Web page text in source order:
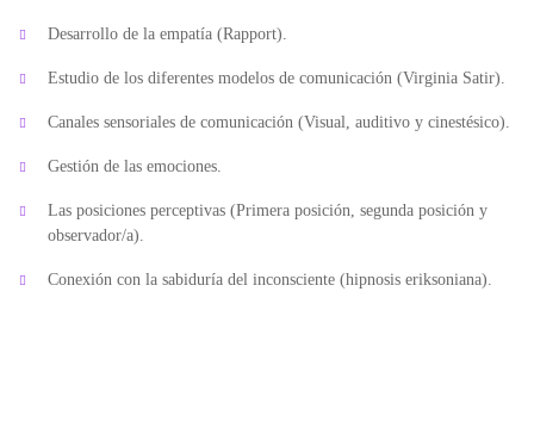
Desarrollo de la empatía (Rapport).
Estudio de los diferentes modelos de comunicación (Virginia Satir).
Canales sensoriales de comunicación (Visual, auditivo y cinestésico).
Gestión de las emociones.
Las posiciones perceptivas (Primera posición, segunda posición y
observador/a).
Conexión con la sabiduría del inconsciente (hipnosis eriksoniana).